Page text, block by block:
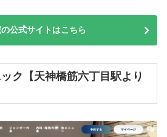
公式サイトはこちら
ク【天神橋筋六丁目駅より